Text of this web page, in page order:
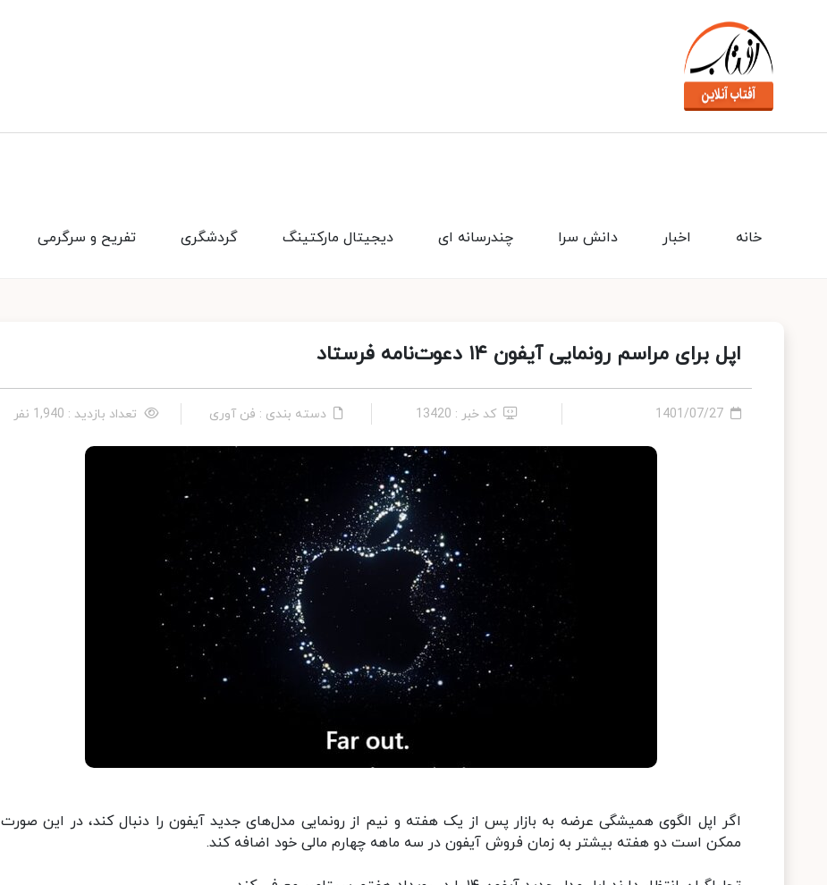
تفریح و سرگرمی گردشگری دیجیتال مارکتینگ چندرسانه ای دانش سرا اخبار خانه
اپل برای مراسم رونمایی آیفون ۱۴ دعوت‌نامه فرستاد
1401/07/27 کد خبر : 13420 دسته بندی : فن آوری تعداد بازدید : 1,940 نفر
اگر اپل الگوی همیشگی عرضه به بازار پس از یک هفته و نیم از رونمایی مدل‌های جدید آیفون را دنبال کند، در این صورت
ممکن است دو هفته بیشتر به زمان فروش آیفون در سه ماهه چهارم مالی خود اضافه کند.